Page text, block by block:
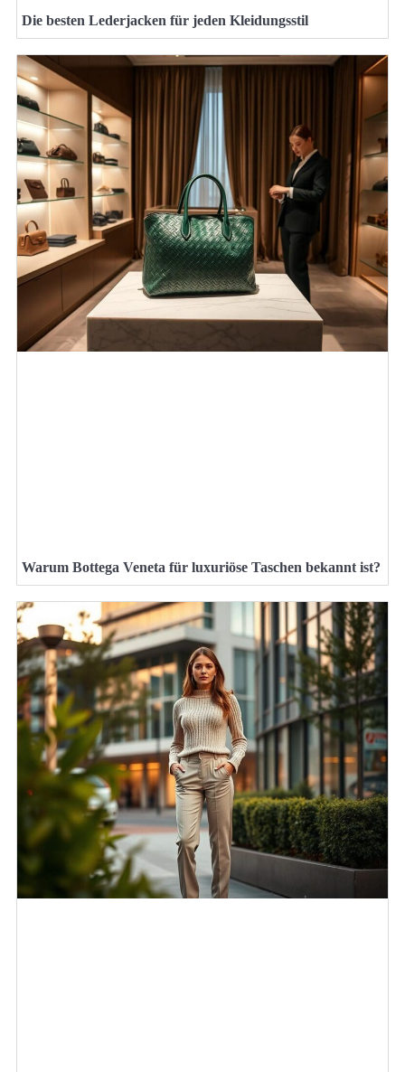
Die besten Lederjacken für jeden Kleidungsstil
Warum Bottega Veneta für luxuriöse Taschen bekannt ist?